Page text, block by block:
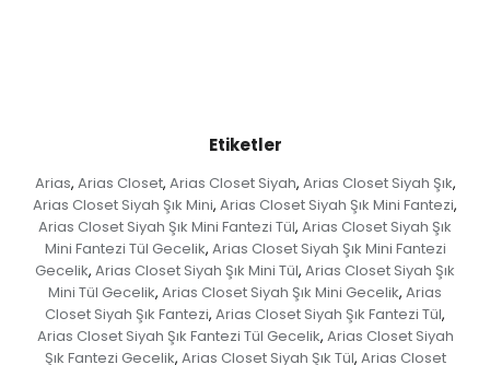
Etiketler
Arias, Arias Closet, Arias Closet Siyah, Arias Closet Siyah Şık,
Arias Closet Siyah Şık Mini, Arias Closet Siyah Şık Mini Fantezi,
Arias Closet Siyah Şık Mini Fantezi Tül, Arias Closet Siyah Şık
Mini Fantezi Tül Gecelik, Arias Closet Siyah Şık Mini Fantezi
Gecelik, Arias Closet Siyah Şık Mini Tül, Arias Closet Siyah Şık
Mini Tül Gecelik, Arias Closet Siyah Şık Mini Gecelik, Arias
Closet Siyah Şık Fantezi, Arias Closet Siyah Şık Fantezi Tül,
Arias Closet Siyah Şık Fantezi Tül Gecelik, Arias Closet Siyah
Şık Fantezi Gecelik, Arias Closet Siyah Şık Tül, Arias Closet